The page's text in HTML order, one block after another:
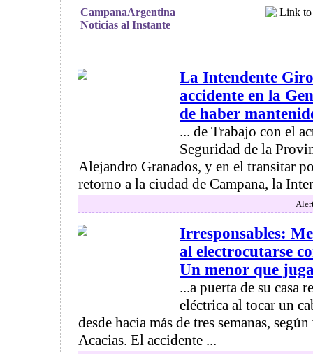
CampanaArgentina
Noticias al Instante
La Intendente
accidente en la
de haber
... de Trabajo con el
Seguridad de la
Alejandro Granados, y en el transitar
retorno a la ciudad de Campana, la
Irresponsables:
al electrocutarse
Un menor que
...a puerta de su casa
eléctrica al tocar un
desde hacia más de tres semanas,
Acacias. El accidente ...